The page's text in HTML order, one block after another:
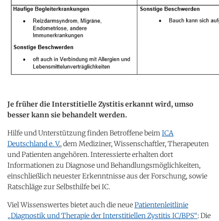
Je früher die Interstitielle Zystitis erkannt wird, umso
besser kann sie behandelt werden.
Hilfe und Unterstützung finden Betroffene beimICA
Deutschland e. V., dem Mediziner, Wissenschaftler, Therapeuten
und Patienten angehören. Interessierte erhalten dort
Informationen zu Diagnose und Behandlungsmöglichkeiten,
einschließlich neuester Erkenntnisse aus der Forschung, sowie
Ratschläge zur Selbsthilfe bei IC.
Viel Wissenswertes bietet auch die neuePatientenleitlinie
„Diagnostik und Therapie der Interstitiellen Zystitis IC/BPS“: Die